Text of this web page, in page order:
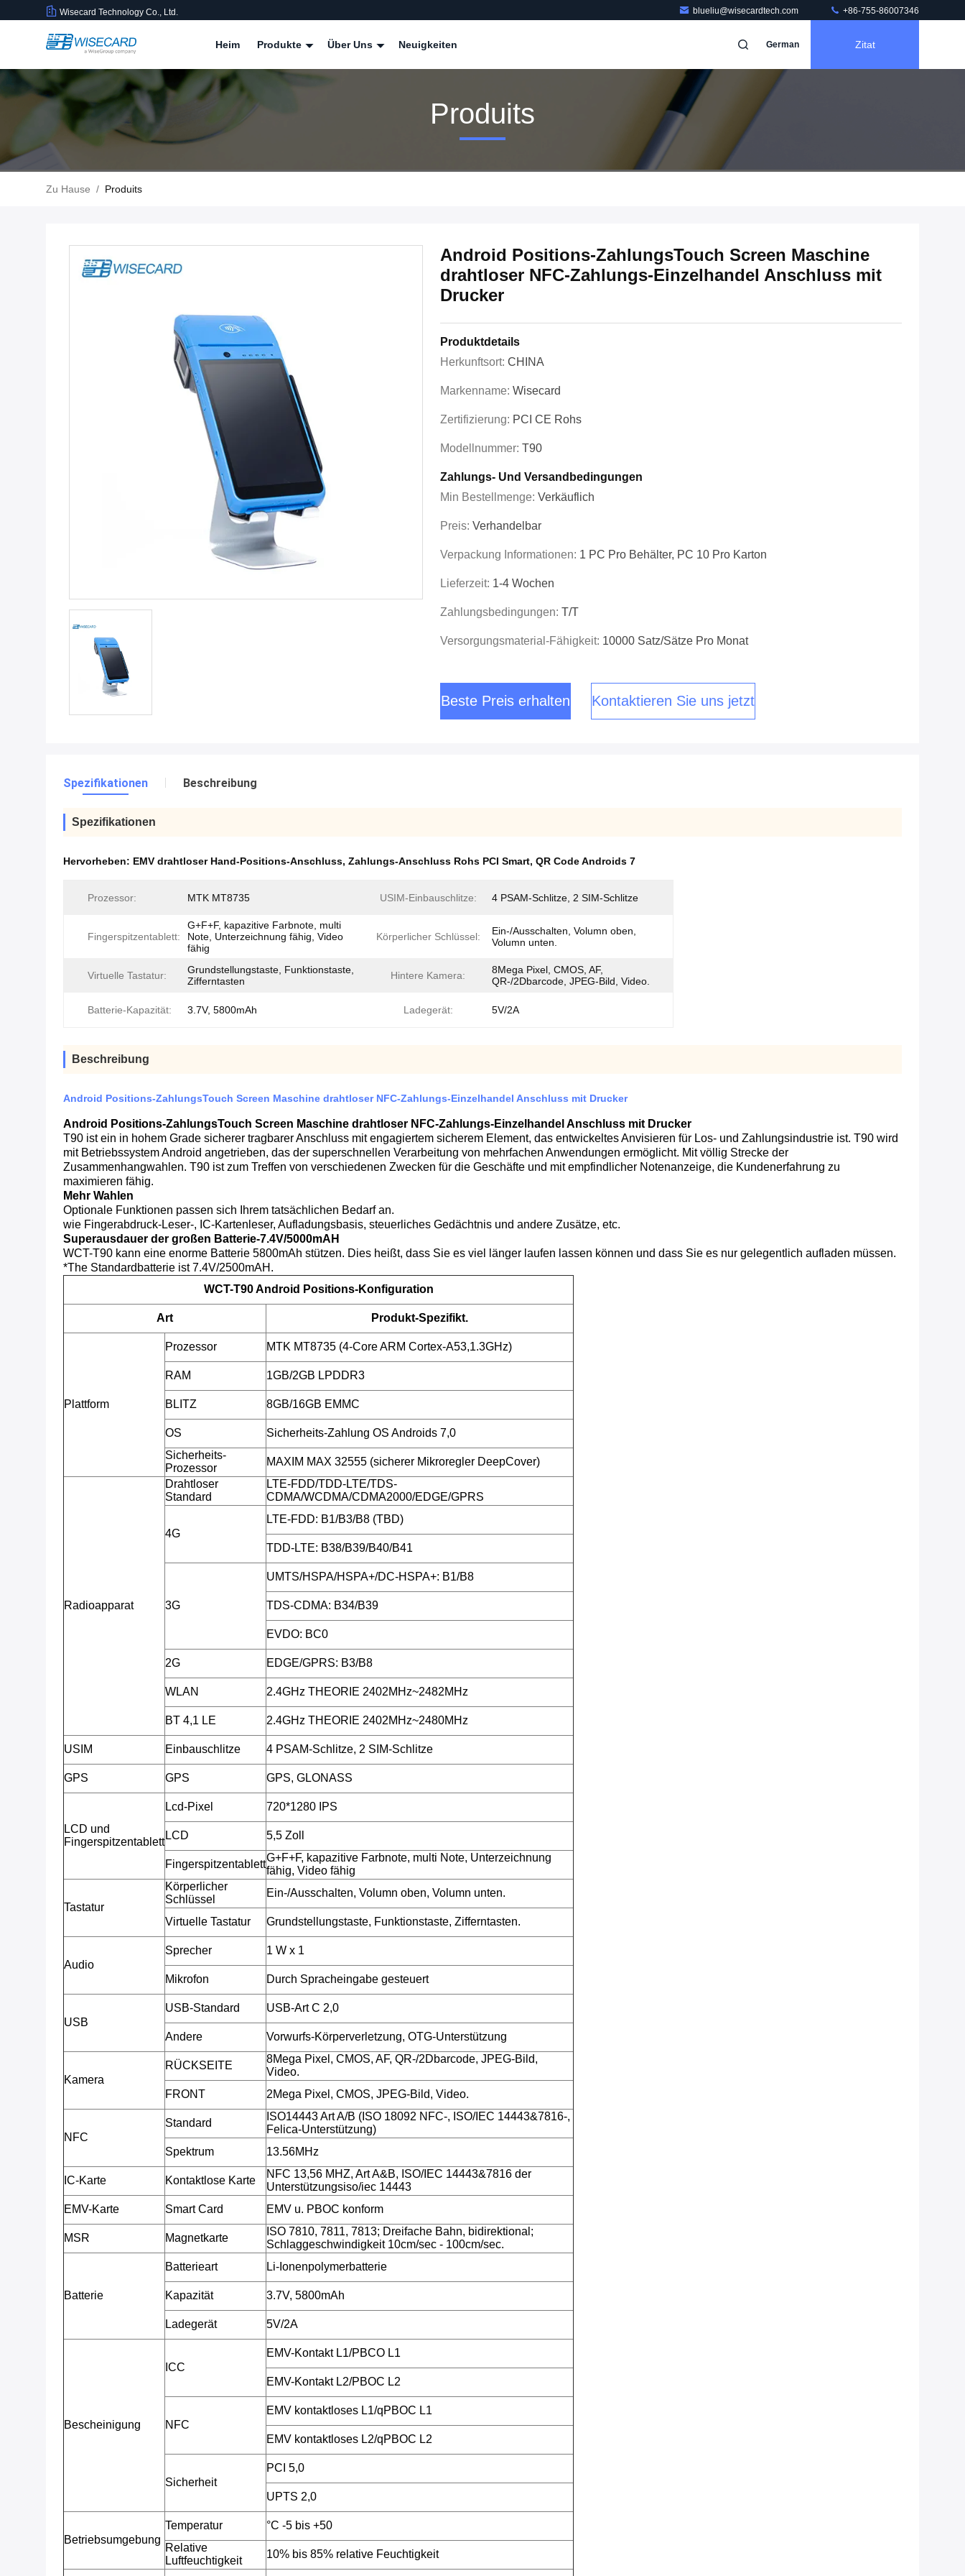
Wisecard Technology Co., Ltd. blueliu@wisecardtech.com +86-755-86007346
Heim Produkte Über Uns Neuigkeiten German Zitat
Produits
Zu Hause / Produits
Android Positions-ZahlungsTouch Screen Maschine
drahtloser NFC-Zahlungs-Einzelhandel Anschluss mit
Drucker
Produktdetails
Herkunftsort: CHINA
Markenname: Wisecard
Zertifizierung: PCI CE Rohs
Modellnummer: T90
Zahlungs- Und Versandbedingungen
Min Bestellmenge: Verkäuflich
Preis: Verhandelbar
Verpackung Informationen: 1 PC Pro Behälter, PC 10 Pro Karton
Lieferzeit: 1-4 Wochen
Zahlungsbedingungen: T/T
Versorgungsmaterial-Fähigkeit: 10000 Satz/Sätze Pro Monat
Beste Preis erhalten Kontaktieren Sie uns jetzt
Spezifikationen Beschreibung
Spezifikationen
Hervorheben: EMV drahtloser Hand-Positions-Anschluss, Zahlungs-Anschluss Rohs PCI Smart, QR Code Androids 7
Prozessor: MTK MT8735 USIM-Einbauschlitze: 4 PSAM-Schlitze, 2 SIM-Schlitze
Fingerspitzentablett:
G+F+F, kapazitive Farbnote, multi
Note, Unterzeichnung fähig, Video
fähig
Körperlicher Schlüssel:
Ein-/Ausschalten, Volumn oben,
Volumn unten.
Virtuelle Tastatur:
Grundstellungstaste, Funktionstaste,
Zifferntasten
Hintere Kamera:
8Mega Pixel, CMOS, AF,
QR-/2Dbarcode, JPEG-Bild, Video.
Batterie-Kapazität: 3.7V, 5800mAh Ladegerät: 5V/2A
Beschreibung
Android Positions-ZahlungsTouch Screen Maschine drahtloser NFC-Zahlungs-Einzelhandel Anschluss mit Drucker
Android Positions-ZahlungsTouch Screen Maschine drahtloser NFC-Zahlungs-Einzelhandel Anschluss mit Drucker
T90 ist ein in hohem Grade sicherer tragbarer Anschluss mit engagiertem sicherem Element, das entwickeltes Anvisieren für Los- und Zahlungsindustrie ist. T90 wird
mit Betriebssystem Android angetrieben, das der superschnellen Verarbeitung von mehrfachen Anwendungen ermöglicht. Mit völlig Strecke der
Zusammenhangwahlen. T90 ist zum Treffen von verschiedenen Zwecken für die Geschäfte und mit empfindlicher Notenanzeige, die Kundenerfahrung zu
maximieren fähig.
Mehr Wahlen
Optionale Funktionen passen sich Ihrem tatsächlichen Bedarf an.
wie Fingerabdruck-Leser-, IC-Kartenleser, Aufladungsbasis, steuerliches Gedächtnis und andere Zusätze, etc.
Superausdauer der großen Batterie-7.4V/5000mAH
WCT-T90 kann eine enorme Batterie 5800mAh stützen. Dies heißt, dass Sie es viel länger laufen lassen können und dass Sie es nur gelegentlich aufladen müssen.
*The Standardbatterie ist 7.4V/2500mAH.
WCT-T90 Android Positions-Konfiguration
Art Produkt-Spezifikt.
Plattform
Prozessor MTK MT8735 (4-Core ARM Cortex-A53,1.3GHz)
RAM 1GB/2GB LPDDR3
BLITZ 8GB/16GB EMMC
OS
Sicherheits-Zahlung OS Androids 7,0
Sicherheits-
Prozessor
MAXIM MAX 32555 (sicherer Mikroregler DeepCover)
Radioapparat
Drahtloser
Standard
LTE-FDD/TDD-LTE/TDS-
CDMA/WCDMA/CDMA2000/EDGE/GPRS
4G
LTE-FDD: B1/B3/B8 (TBD)
TDD-LTE: B38/B39/B40/B41
3G
UMTS/HSPA/HSPA+/DC-HSPA+: B1/B8
TDS-CDMA: B34/B39
EVDO: BC0
2G EDGE/GPRS: B3/B8
WLAN 2.4GHz THEORIE 2402MHz~2482MHz
BT 4,1 LE 2.4GHz THEORIE 2402MHz~2480MHz
USIM Einbauschlitze 4 PSAM-Schlitze, 2 SIM-Schlitze
GPS GPS GPS, GLONASS
LCD und
Fingerspitzentablett
Lcd-Pixel 720*1280 IPS
LCD 5,5 Zoll
Fingerspitzentablett
G+F+F, kapazitive Farbnote, multi Note, Unterzeichnung
fähig, Video fähig
Tastatur
Körperlicher
Schlüssel
Ein-/Ausschalten, Volumn oben, Volumn unten.
Virtuelle Tastatur Grundstellungstaste, Funktionstaste, Zifferntasten.
Audio
Sprecher 1 W x 1
Mikrofon Durch Spracheingabe gesteuert
USB
USB-Standard USB-Art C 2,0
Andere Vorwurfs-Körperverletzung, OTG-Unterstützung
Kamera
RÜCKSEITE
8Mega Pixel, CMOS, AF, QR-/2Dbarcode, JPEG-Bild,
Video.
FRONT
2Mega Pixel, CMOS, JPEG-Bild, Video.
NFC
Standard
ISO14443 Art A/B (ISO 18092 NFC-, ISO/IEC 14443&7816-,
Felica-Unterstützung)
Spektrum
13.56MHz
IC-Karte Kontaktlose Karte
NFC 13,56 MHZ, Art A&B, ISO/IEC 14443&7816 der
Unterstützungsiso/iec 14443
EMV-Karte
Smart Card EMV u. PBOC konform
MSR Magnetkarte
ISO 7810, 7811, 7813; Dreifache Bahn, bidirektional;
Schlaggeschwindigkeit 10cm/sec - 100cm/sec.
Batterie
Batterieart Li-Ionenpolymerbatterie
Kapazität 3.7V, 5800mAh
Ladegerät 5V/2A
Bescheinigung
ICC
EMV-Kontakt L1/PBCO L1
EMV-Kontakt L2/PBOC L2
NFC
EMV kontaktloses L1/qPBOC L1
EMV kontaktloses L2/qPBOC L2
Sicherheit
PCI 5,0
UPTS 2,0
Betriebsumgebung
Temperatur
°C -5 bis +50
Relative
Luftfeuchtigkeit
10% bis 85% relative Feuchtigkeit